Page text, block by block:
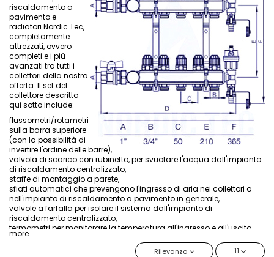
riscaldamento a
pavimento e
radiatori Nordic Tec,
completamente
attrezzati, ovvero
completi e i più
avanzati tra tutti i
collettori della nostra
offerta. Il set del
collettore descritto
qui sotto include:
flussometri/rotametri
sulla barra superiore
(con la possibilità di
invertire l'ordine delle barre),
valvola di scarico con rubinetto, per svuotare l'acqua dall'impianto
di riscaldamento centralizzato,
staffe di montaggio a parete,
sfiati automatici che prevengono l'ingresso di aria nei collettori o
nell'impianto di riscaldamento a pavimento in generale,
valvole a farfalla per isolare il sistema dall'impianto di
riscaldamento centralizzato,
termometri per monitorare la temperatura all'ingresso e all'uscita,
rubinetti per controllare il flusso in ciascuna delle sezioni di
riscaldamento, ovvero per ogni circuito del riscaldamento
more
Rilevanza 11